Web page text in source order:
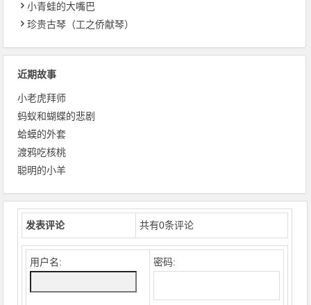
小青蛙的大嘴巴
珍贵古琴（工之侨献琴）
近期故事
小老虎拜师
蚂蚁和蝴蝶的悲剧
蛤蟆的外套
渡鸦吃核桃
聪明的小羊
发表评论 共有0条评论
用户名: 密码: